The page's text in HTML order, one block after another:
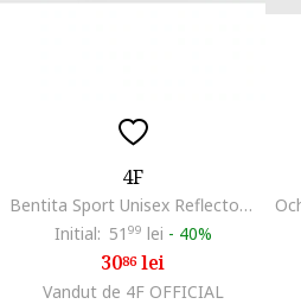
4F
Bentita Sport Unisex Reflectorizanta Albastru - Ideala pentru Trekking si Antrenamente in Aer Liber
Initial: 51 99 lei - 40%
3086lei
Vandut de 4F OFFICIAL